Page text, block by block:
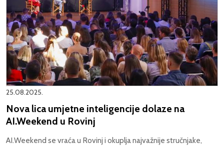
25.08.2025.
Nova lica umjetne inteligencije dolaze na
AI.Weekend u Rovinj
AI.Weekend se vraća u Rovinj i okuplja najvažnije stručnjake,